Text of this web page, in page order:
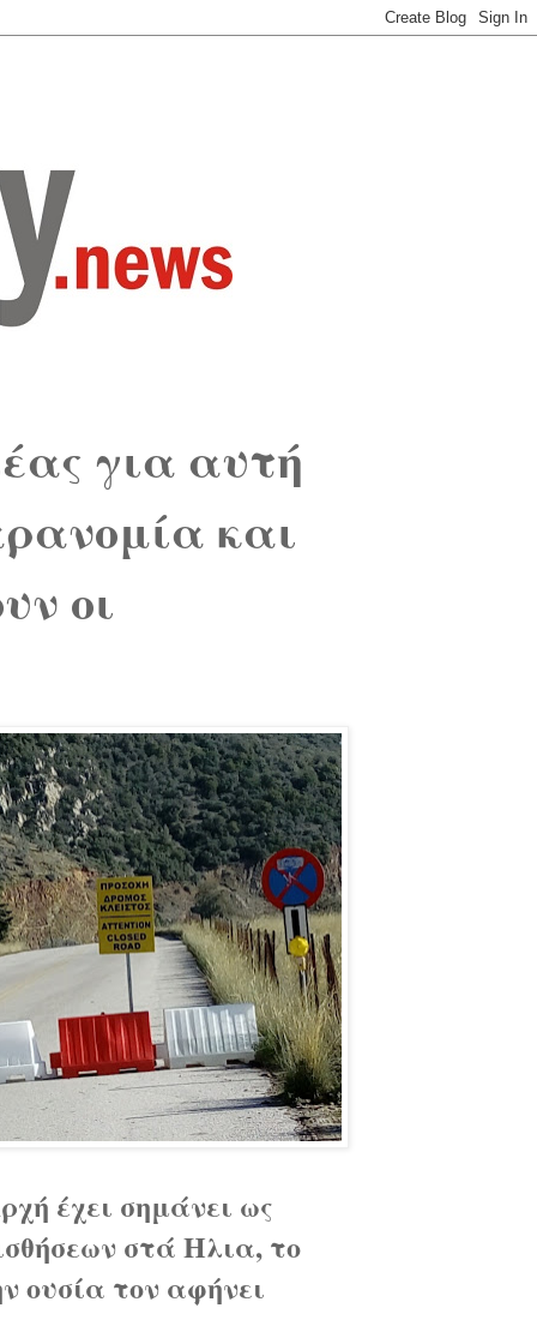
για αυτή
και
οι
έχει σημάνει ως
στά Ηλια, το
ουσία τον αφήνει